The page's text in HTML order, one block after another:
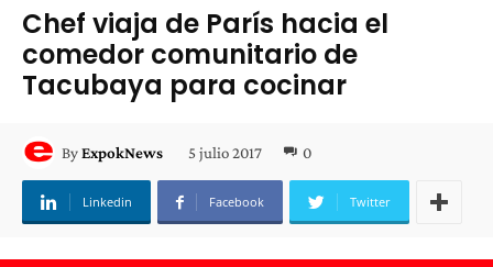
Chef viaja de París hacia el
comedor comunitario de
Tacubaya para cocinar
ByExpokNews 5 julio 2017 0
Linkedin Facebook Twitter